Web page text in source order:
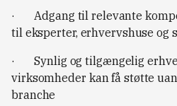
· Adgang til relevante
til eksperter, erhvervshuse og
· Synlig og tilgængelig
virksomheder kan få støtte
branche